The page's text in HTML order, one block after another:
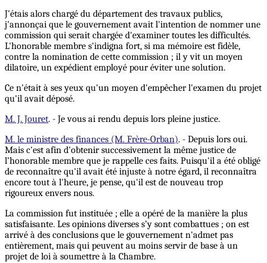
J'étais alors chargé du département des travaux publics,
j'annonçai que le gouvernement avait l'intention de nommer une
commission qui serait chargée d'examiner toutes les difficultés.
L'honorable membre s'indigna fort, si ma mémoire est fidèle,
contre la nomination de cette commission ; il y vit un moyen
dilatoire, un expédient employé pour éviter une solution.
Ce n'était à ses yeux qu'un moyen d'empêcher l'examen du projet
qu'il avait déposé.
M. J. Jouret. - Je vous ai rendu depuis lors pleine justice.
M. le ministre des finances (M. Frère-Orban). - Depuis lors oui.
Mais c'est afin d'obtenir successivement la même justice de
l’honorable membre que je rappelle ces faits. Puisqu'il a été obligé
de reconnaître qu'il avait été injuste à notre égard, il reconnaîtra
encore tout à l'heure, je pense, qu'il est de nouveau trop
rigoureux envers nous.
La commission fut instituée ; elle a opéré de la manière la plus
satisfaisante. Les opinions diverses s’y sont combattues ; on est
arrivé à des conclusions que le gouvernement n'admet pas
entièrement, mais qui peuvent au moins servir de base à un
projet de loi à soumettre à la Chambre.